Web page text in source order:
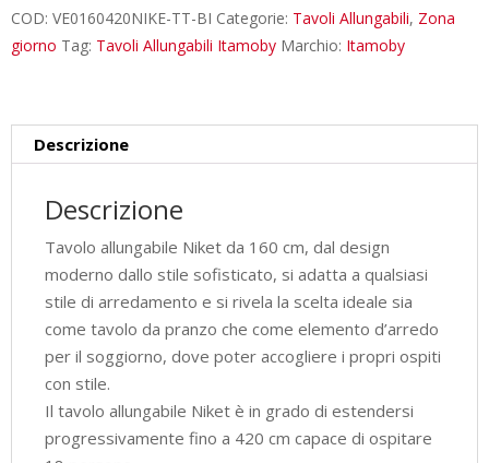
Niket
tortora
quantità
COD: VE0160420NIKE-TT-BI Categorie: Tavoli Allungabili, Zona
giorno Tag: Tavoli Allungabili Itamoby Marchio: Itamoby
Descrizione
Descrizione
Tavolo allungabile Niket da 160 cm, dal design
moderno dallo stile sofisticato, si adatta a qualsiasi
stile di arredamento e si rivela la scelta ideale sia
come tavolo da pranzo che come elemento d’arredo
per il soggiorno, dove poter accogliere i propri ospiti
con stile.
Il tavolo allungabile Niket è in grado di estendersi
progressivamente fino a 420 cm capace di ospitare